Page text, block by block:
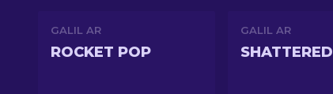
GALIL AR
ROCKET POP
GALIL AR
SHATTERED